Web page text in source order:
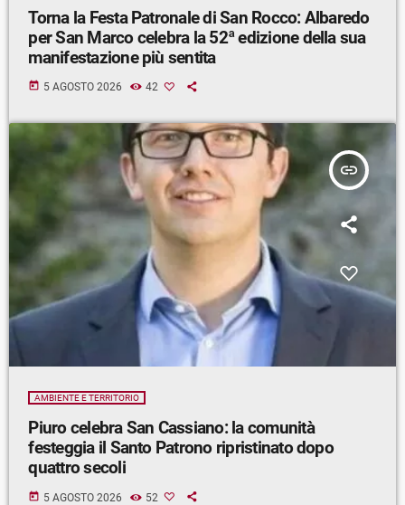
Torna la Festa Patronale di San Rocco: Albaredo
per San Marco celebra la 52ª edizione della sua
manifestazione più sentita
today 5 AGOSTO 2026 42
insert_link
AMBIENTE E TERRITORIO
Piuro celebra San Cassiano: la comunità
festeggia il Santo Patrono ripristinato dopo
quattro secoli
today 5 AGOSTO 2026 52